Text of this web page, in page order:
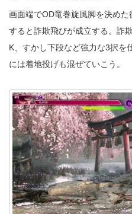
画面端でOD竜巻旋風脚を決め
すると詐欺飛びが成立する。詐
K、すかし下段など強力な3択を
には着地投げも混ぜていこう。